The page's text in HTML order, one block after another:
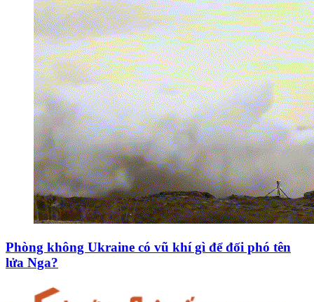
Phòng không Ukraine có vũ khí gì để đối phó tên
lửa Nga?